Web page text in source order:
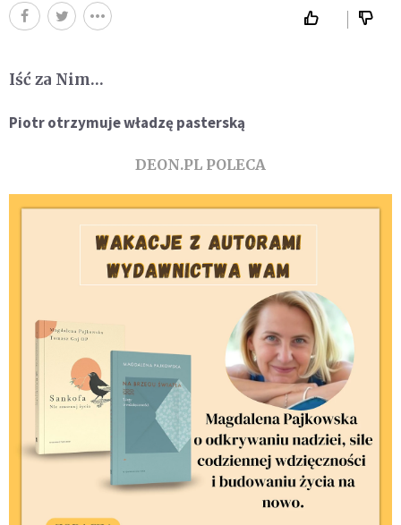
Iść za Nim…
Piotr otrzymuje władzę pasterską
DEON.PL POLECA